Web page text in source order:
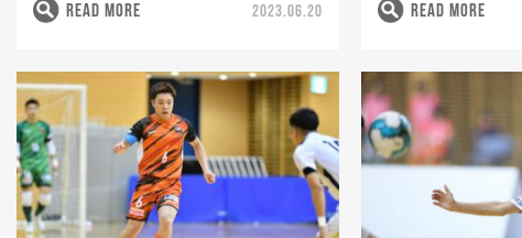
READ MORE 2023.06.20 READ MORE